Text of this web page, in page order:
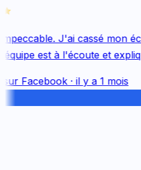
J'ai cassé mon
est à l'écoute et
Facebook· il y a 1 mois